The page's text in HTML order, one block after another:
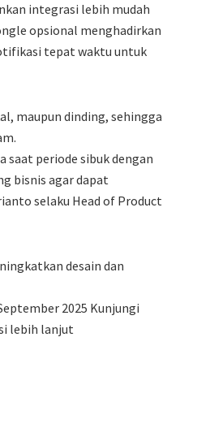
integrasi lebih mudah
opsional menghadirkan
tepat waktu untuk
maupun dinding, sehingga
periode sibuk dengan
bisnis agar dapat
selaku Head of Product
desain dan
2025 Kunjungi
lebih lanjut